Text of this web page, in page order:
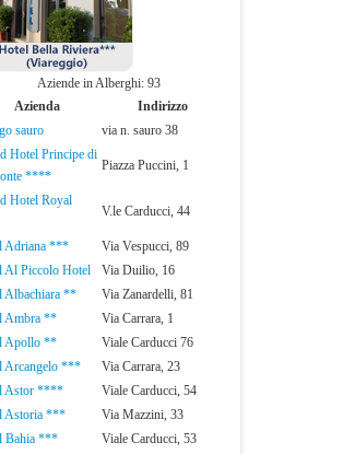
Aziende in Alberghi: 93
Azienda
Indirizzo
sauro
via n. sauro 38
Hotel Principe di
****
Piazza Puccini, 1
Hotel Royal
V.le Carducci, 44
Adriana ***
Via Vespucci, 89
Al Piccolo Hotel
Via Duilio, 16
Albachiara **
Via Zanardelli, 81
Ambra **
Via Carrara, 1
Apollo **
Viale Carducci 76
Arcangelo ***
Via Carrara, 23
Astor ****
Viale Carducci, 54
Astoria ***
Via Mazzini, 33
Bahia ***
Viale Carducci, 53